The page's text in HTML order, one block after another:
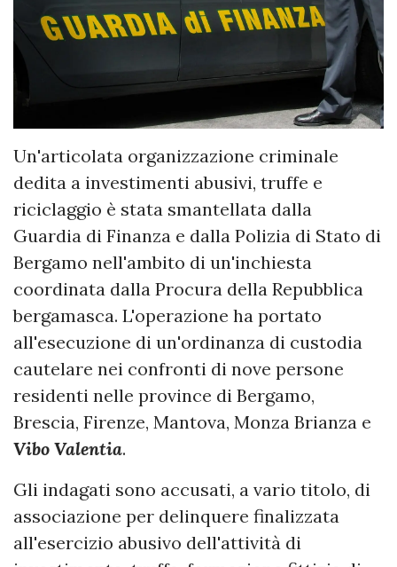
Un'articolata organizzazione criminale
dedita a investimenti abusivi, truffe e
riciclaggio è stata smantellata dalla
Guardia di Finanza e dalla Polizia di Stato di
Bergamo nell'ambito di un'inchiesta
coordinata dalla Procura della Repubblica
bergamasca. L'operazione ha portato
all'esecuzione di un'ordinanza di custodia
cautelare nei confronti di nove persone
residenti nelle province di Bergamo,
Brescia, Firenze, Mantova, Monza Brianza e
Vibo Valentia.
Gli indagati sono accusati, a vario titolo, di
associazione per delinquere finalizzata
all'esercizio abusivo dell'attività di